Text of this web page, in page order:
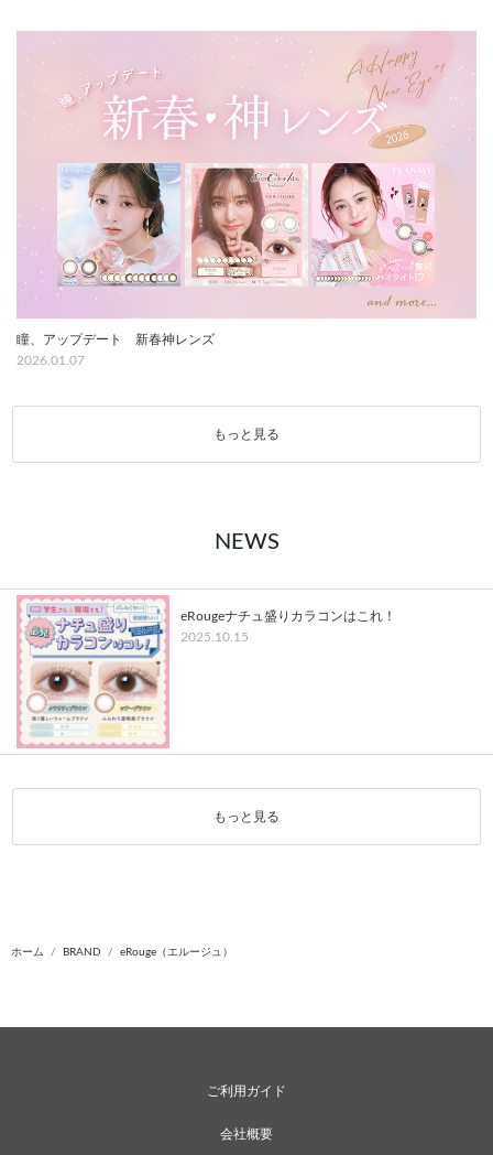
瞳、アップデート 新春神レンズ
2026.01.07
もっと見る
NEWS
eRougeナチュ盛りカラコンはこれ！
2025.10.15
もっと見る
ホーム BRAND eRouge（エルージュ）
ご利用ガイド
会社概要